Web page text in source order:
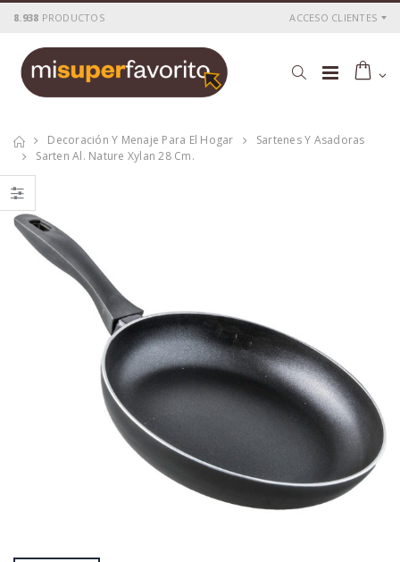
8.938 PRODUCTOS ACCESO CLIENTES
Decoración Y Menaje Para El Hogar
Sartenes Y Asadoras
Sarten Al. Nature Xylan 28 Cm.
Cacerola
al.fund.premium
alta piedra 20
ocio: 25,51€
abitual: 43,69€
al.fund.premium
alta piedra 24
Cacerola
al.fund.premium
alta piedra 28
PrecioSocio: 42,56€
Precio abitual: 71,78€
Cacerola
PrecioSocio: 46,83€
: 78,58€